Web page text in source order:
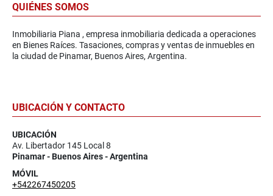
QUIÉNES SOMOS
Inmobiliaria Piana , empresa inmobiliaria dedicada a operaciones
en Bienes Raíces. Tasaciones, compras y ventas de inmuebles en
la ciudad de Pinamar, Buenos Aires, Argentina.
UBICACIÓN Y CONTACTO
UBICACIÓN
Av. Libertador 145 Local 8
Pinamar - Buenos Aires - Argentina
MÓVIL
+542267450205